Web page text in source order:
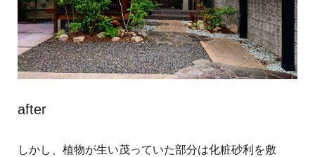
after
しかし、植物が生い茂っていた部分は化粧砂利を敷